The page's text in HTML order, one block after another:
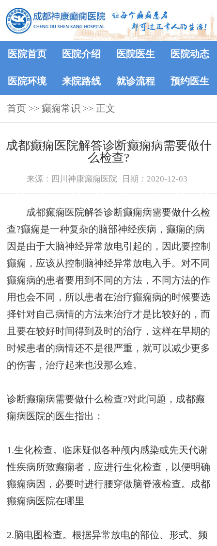
医院首页 医院介绍 医院医生 医院动态
医院环境 来院路线 就诊流程 预约医生
首页 >> 癫痫常识 >> 正文
成都癫痫医院解答诊断癫痫病需要做什
么检查?
来源：四川神康癫痫医院 日期：2020-12-03
成都癫痫医院解答诊断癫痫病需要做什么检
查?癫痫是一种复杂的脑部神经疾病，癫痫的病
因是由于大脑神经异常放电引起的，因此要控制
癫痫，应该从控制脑神经异常放电入手。对不同
癫痫病的患者要用到不同的方法，不同方法的作
用也会不同，所以患者在治疗癫痫病的时候要选
择针对自己病情的方法来治疗才是比较好的，而
且要在较好时间得到及时的治疗，这样在早期的
时候患者的病情还不是很严重，就可以减少更多
的伤害，治疗起来也没那么难。
诊断癫痫病需要做什么检查?对此问题，成都癫
痫病医院的医生指出：
1.生化检查。临床疑似各种颅内感染或先天代谢
性疾病所致癫痫者，应进行生化检查，以便明确
癫痫病因，必要时进行腰穿做脑脊液检查。 成都
癫痫病医院在哪里
2.脑电图检查。根据异常放电的部位、形式、频